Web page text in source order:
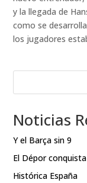
y la llegada de
como se
los jugadores
Noticias
Y el Barça sin 9
El Dépor
Histórica España